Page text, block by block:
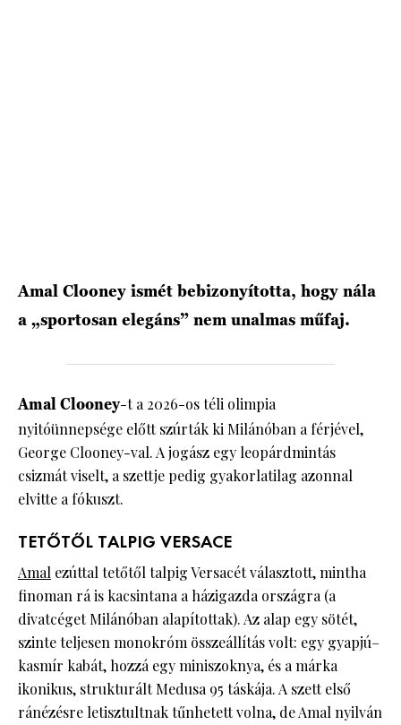
Amal Clooney ismét bebizonyította, hogy nála
a „sportosan elegáns” nem unalmas műfaj.
Amal Clooney-t a 2026-os téli olimpia
nyitóünnepsége előtt szúrták ki Milánóban a férjével,
George Clooney-val. A jogász egy leopárdmintás
csizmát viselt, a szettje pedig gyakorlatilag azonnal
elvitte a fókuszt.
TETŐTŐL TALPIG VERSACE
Amal ezúttal tetőtől talpig Versacét választott, mintha
finoman rá is kacsintana a házigazda országra (a
divatcéget Milánóban alapítottak). Az alap egy sötét,
szinte teljesen monokróm összeállítás volt: egy gyapjú–
kasmír kabát, hozzá egy miniszoknya, és a márka
ikonikus, strukturált Medusa 95 táskája. A szett első
ránézésre letisztultnak tűnhetett volna, de Amal nyilván